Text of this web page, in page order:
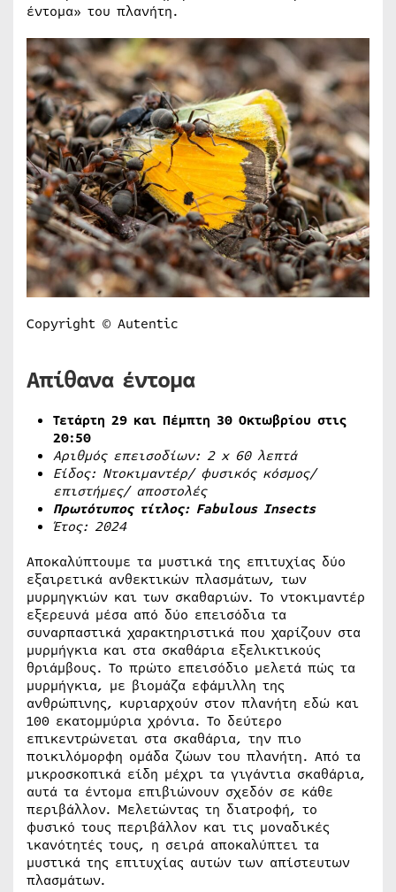
έντομα» του πλανήτη.
Copyright © Autentic
Απίθανα έντομα
Τετάρτη 29 και Πέμπτη 30 Οκτωβρίου στις
20:50
Αριθμός επεισοδίων: 2 x60 λεπτά
Είδος: Ντοκιμαντέρ/ φυσικός κόσμος/
επιστήμες/ αποστολές
Πρωτότυπος τίτλος: Fabulous Insects
Έτος: 2024
Αποκαλύπτουμε τα μυστικά της επιτυχίας δύο
εξαιρετικά ανθεκτικών πλασμάτων, των
μυρμηγκιών και των σκαθαριών. Το ντοκιμαντέρ
εξερευνά μέσα από δύο επεισόδια τα
συναρπαστικά χαρακτηριστικά που χαρίζουν στα
μυρμήγκια και στα σκαθάρια εξελικτικούς
θριάμβους. Το πρώτο επεισόδιο μελετά πώς τα
μυρμήγκια, με βιομάζα εφάμιλλη της
ανθρώπινης, κυριαρχούν στον πλανήτη εδώ και
100 εκατομμύρια χρόνια. Το δεύτερο
επικεντρώνεται στα σκαθάρια, την πιο
ποικιλόμορφη ομάδα ζώων του πλανήτη. Από τα
μικροσκοπικά είδη μέχρι τα γιγάντια σκαθάρια,
αυτά τα έντομα επιβιώνουν σχεδόν σε κάθε
περιβάλλον. Μελετώντας τη διατροφή, το
φυσικό τους περιβάλλον και τις μοναδικές
ικανότητές τους, η σειρά αποκαλύπτει τα
μυστικά της επιτυχίας αυτών των απίστευτων
πλασμάτων.